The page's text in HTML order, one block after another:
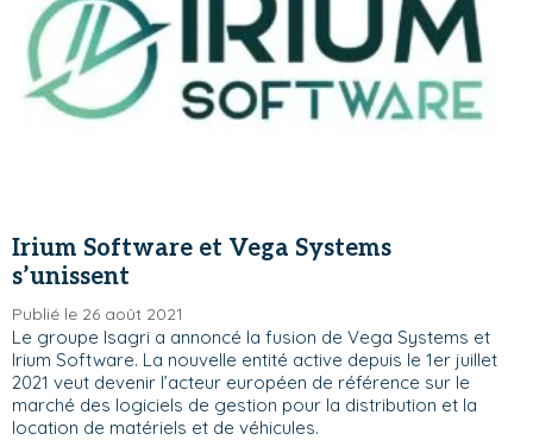
Irium Software et Vega Systems
s’unissent
Publié le 26 août 2021
Le groupe Isagri a annoncé la fusion de Vega Systems et
Irium Software. La nouvelle entité active depuis le 1er juillet
2021 veut devenir l’acteur européen de référence sur le
marché des logiciels de gestion pour la distribution et la
location de matériels et de véhicules.